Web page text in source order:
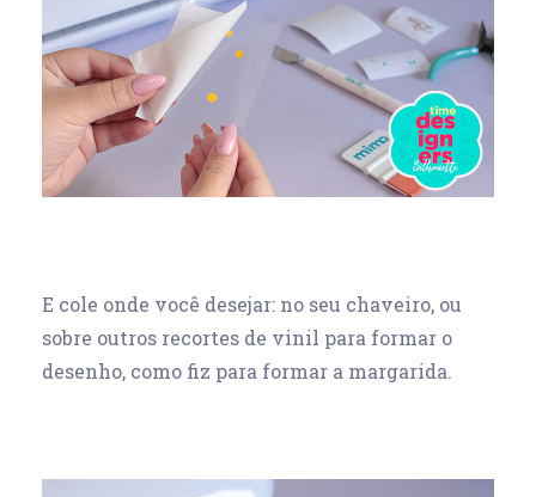
E cole onde você desejar: no seu chaveiro, ou
sobre outros recortes de vinil para formar o
desenho, como fiz para formar a margarida.